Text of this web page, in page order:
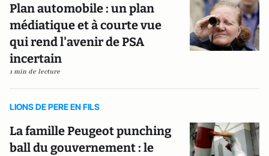
Plan automobile : un plan
médiatique et à courte vue
qui rend l'avenir de PSA
incertain
1 min de lecture
LIONS DE PERE EN FILS
La famille Peugeot punching
ball du gouvernement : le